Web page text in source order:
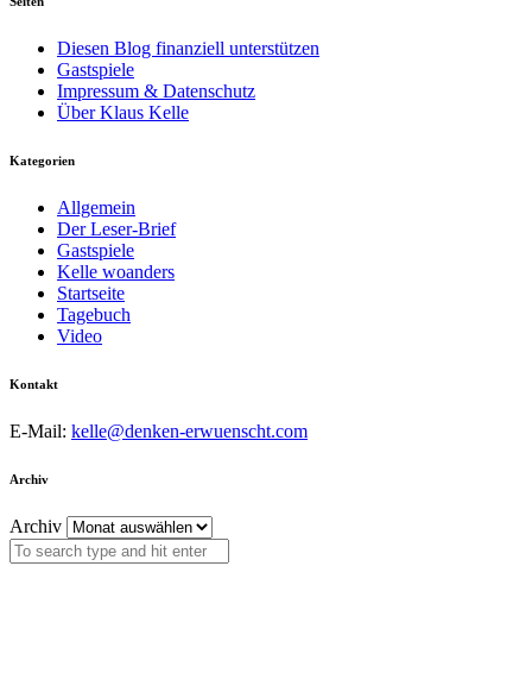
Diesen Blog finanziell unterstützen
Gastspiele
Impressum & Datenschutz
Über Klaus Kelle
Kategorien
Allgemein
Der Leser-Brief
Gastspiele
Kelle woanders
Startseite
Tagebuch
Video
Kontakt
E-Mail: kelle@denken-erwuenscht.com
Archiv
Archiv